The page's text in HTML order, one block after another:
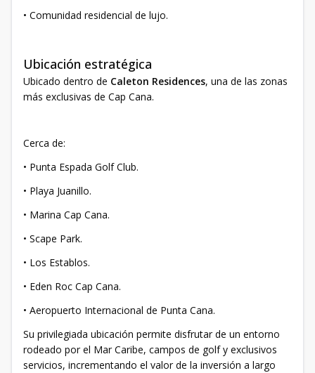
• Comunidad residencial de lujo.
Ubicación estratégica
Ubicado dentro de Caleton Residences, una de las zonas
más exclusivas de Cap Cana.
Cerca de:
• Punta Espada Golf Club.
• Playa Juanillo.
• Marina Cap Cana.
• Scape Park.
• Los Establos.
• Eden Roc Cap Cana.
• Aeropuerto Internacional de Punta Cana.
Su privilegiada ubicación permite disfrutar de un entorno
rodeado por el Mar Caribe, campos de golf y exclusivos
servicios, incrementando el valor de la inversión a largo